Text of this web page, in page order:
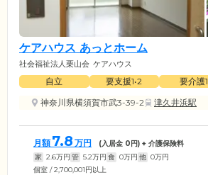
ケアハウス あっとホーム
社会福祉法人栗山会 ケアハウス
自立 要支援1•2 要介護1
神奈川県横須賀市武3-39-2
津久井浜駅
月額 7.8 万円 (入居金 0円) + 介護保険料
家 2.6万円 管 5.2万円 食 0万円 他 0万円
個室 / 2,700,001円以上